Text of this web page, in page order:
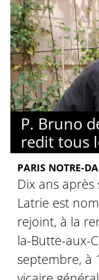
P. Bruno
redit tous
PARIS NOTRE-
Dix ans
Latrie est
rejoint, à la
la-Butte-aux-
septembre, à